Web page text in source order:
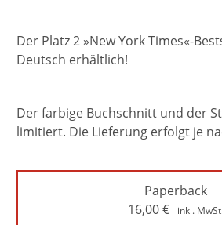
Der Platz 2 »New York Times«-
Deutsch erhältlich!
Der farbige Buchschnitt und der
limitiert. Die Lieferung erfolgt je
Paperback
16,00€ inkl.